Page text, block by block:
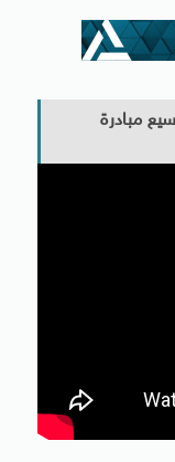
مبادرة